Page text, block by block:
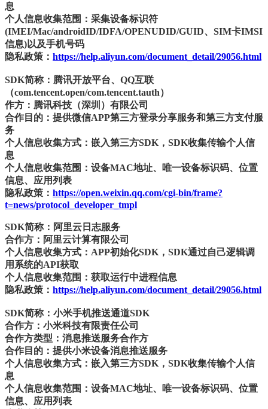
息
个人信息收集范围：采集设备标识符
(IMEI/Mac/androidID/IDFA/OPENUDID/GUID、SIM卡IMSI
信息)以及手机号码
隐私政策： https://help.aliyun.com/document_detail/29056.html
SDK简称：腾讯开放平台、QQ互联
（com.tencent.open/com.tencent.tauth）
作方：腾讯科技（深圳）有限公司
合作目的：提供微信APP第三方登录分享服务和第三方支付服
务
个人信息收集方式：嵌入第三方SDK，SDK收集传输个人信
息
个人信息收集范围：设备MAC地址、唯一设备标识码、位置
信息、应用列表
隐私政策： https://open.weixin.qq.com/cgi-bin/frame?
t=news/protocol_developer_tmpl
SDK简称：阿里云日志服务
合作方：阿里云计算有限公司
个人信息收集方式：APP初始化SDK，SDK通过自己逻辑调
用系统的API获取
个人信息收集范围：获取运行中进程信息
隐私政策： https://help.aliyun.com/document_detail/29056.html
SDK简称：小米手机推送通道SDK
合作方：小米科技有限责任公司
合作方类型：消息推送服务合作方
合作目的：提供小米设备消息推送服务
个人信息收集方式：嵌入第三方SDK，SDK收集传输个人信
息
个人信息收集范围：设备MAC地址、唯一设备标识码、位置
信息、应用列表